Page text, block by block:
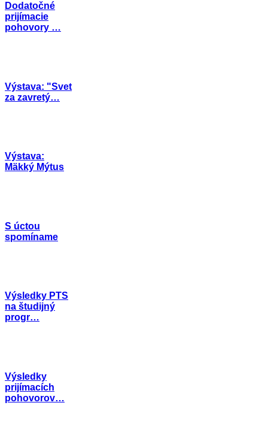
Dodatočné
prijímacie
pohovory …
Výstava: "Svet
za zavretý…
Výstava:
Mäkký Mýtus
S úctou
spomíname
Výsledky PTS
na študijný
progr…
Výsledky
prijímacích
pohovorov…